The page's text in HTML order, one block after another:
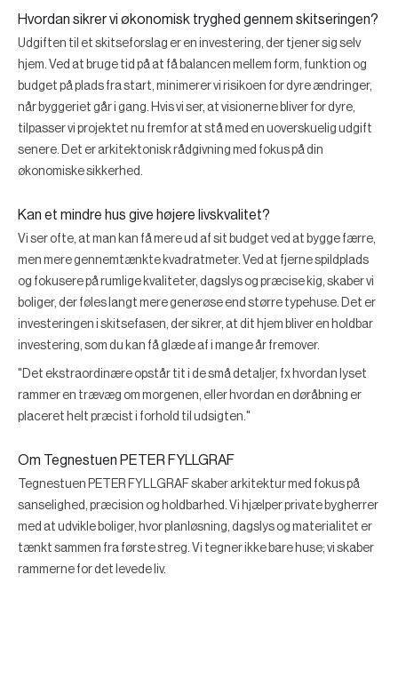
Hvordan sikrer vi økonomisk tryghed gennem skitseringen?
Udgiften til et skitseforslag er en investering, der tjener sig selv
hjem. Ved at bruge tid på at få balancen mellem form, funktion og
budget på plads fra start, minimerer vi risikoen for dyre ændringer,
når byggeriet går i gang. Hvis vi ser, at visionerne bliver for dyre,
tilpasser vi projektet nu fremfor at stå med en uoverskuelig udgift
senere. Det er arkitektonisk rådgivning med fokus på din
økonomiske sikkerhed.
Kan et mindre hus give højere livskvalitet?
Vi ser ofte, at man kan få mere ud af sit budget ved at bygge færre,
men mere gennemtænkte kvadratmeter. Ved at fjerne spildplads
og fokusere på rumlige kvaliteter, dagslys og præcise kig, skaber vi
boliger, der føles langt mere generøse end større typehuse. Det er
investeringen i skitsefasen, der sikrer, at dit hjem bliver en holdbar
investering, som du kan få glæde af i mange år fremover.
"Det ekstraordinære opstår tit i de små detaljer, fx hvordan lyset
rammer en trævæg om morgenen, eller hvordan en døråbning er
placeret helt præcist i forhold til udsigten."
Om Tegnestuen PETER FYLLGRAF
Tegnestuen PETER FYLLGRAF skaber arkitektur med fokus på
sanselighed, præcision og holdbarhed. Vi hjælper private bygherrer
med at udvikle boliger, hvor planløsning, dagslys og materialitet er
tænkt sammen fra første streg. Vi tegner ikke bare huse; vi skaber
rammerne for det levede liv.